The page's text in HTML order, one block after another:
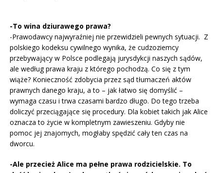
-To wina dziurawego prawa?
-Prawodawcy najwyraźniej nie przewidzieli pewnych sytuacji. Z
polskiego kodeksu cywilnego wynika, że cudzoziemcy
przebywający w Polsce podlegają jurysdykcji naszych sądów,
ale według prawa kraju z którego pochodzą. Co się z tym
wiąże? Konieczność zdobycia przez sąd tłumaczeń aktów
prawnych danego kraju, a to – jak łatwo się domyślić –
wymaga czasu i trwa czasami bardzo długo. Do tego trzeba
doliczyć przeciągające się procedury. Dla kobiet takich jak Alice
oznacza to życie w kompletnym zawieszeniu. Gdyby nie
pomoc jej znajomych, mogłaby spędzić cały ten czas na
dworcu.
-Ale przecież Alice ma pełne prawa rodzicielskie. To